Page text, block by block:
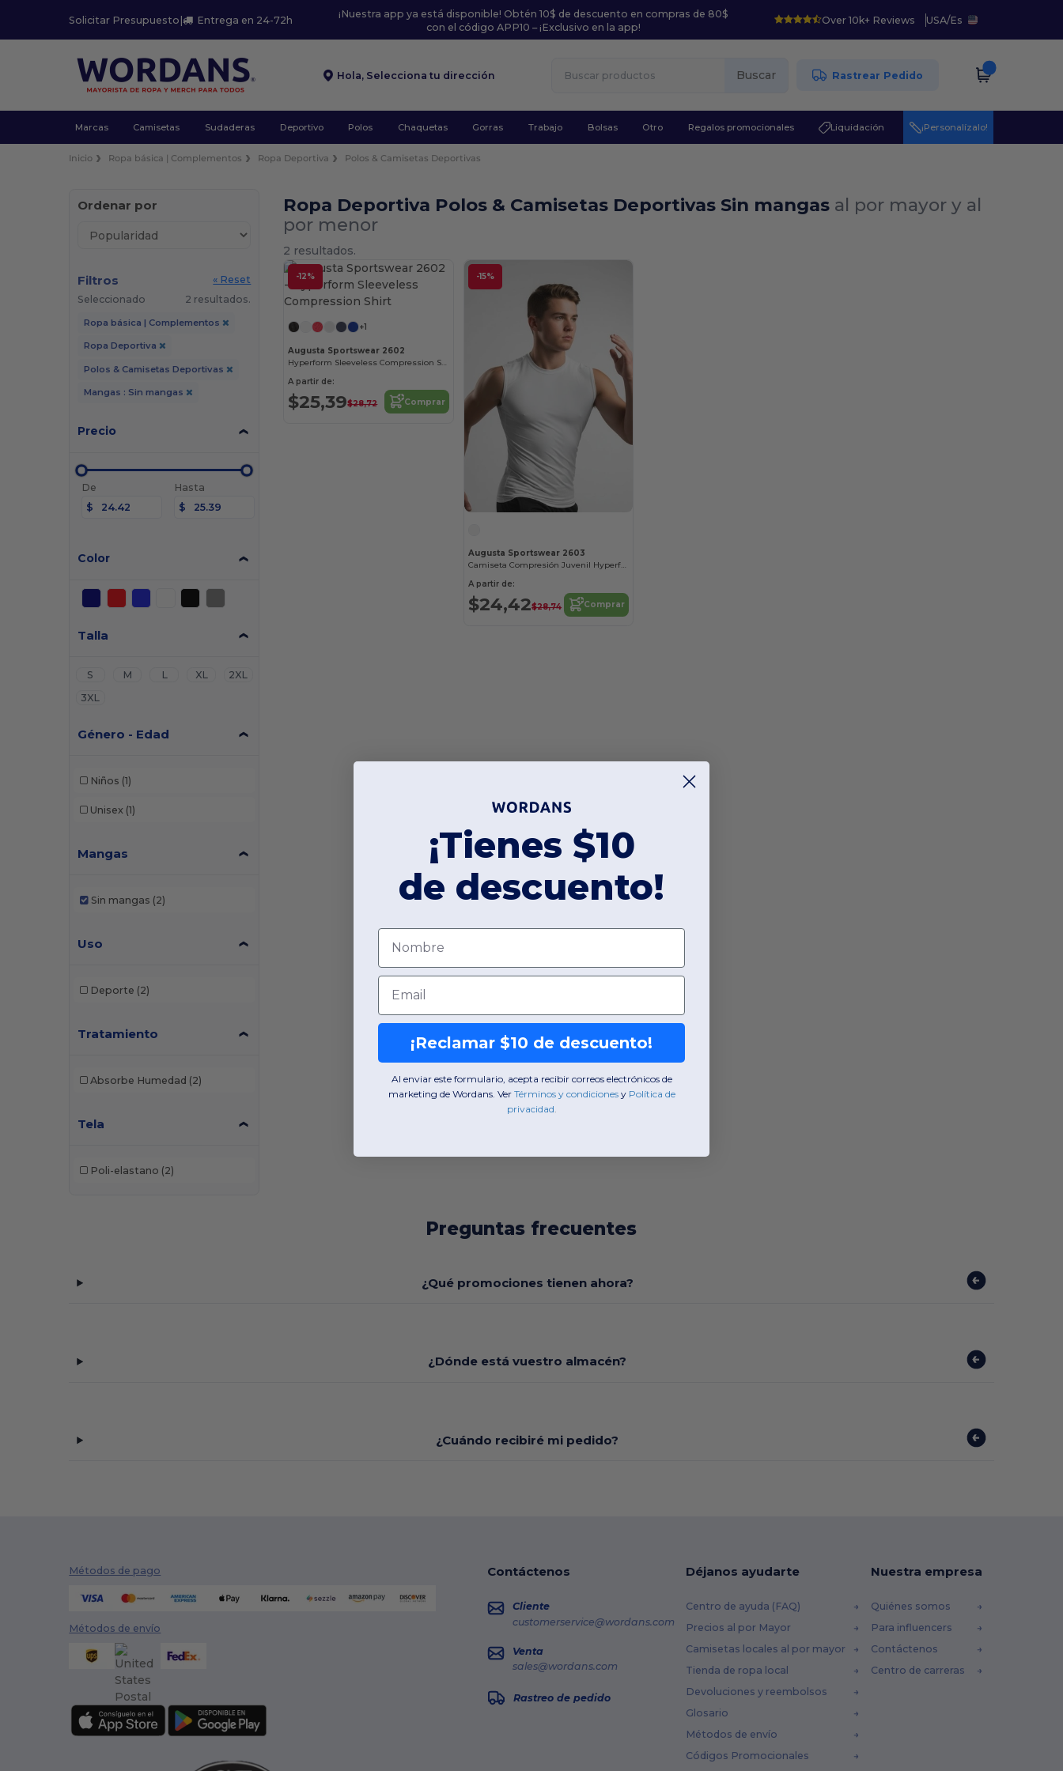
Solicitar Presupuesto | Entrega en 24-72h
¡Nuestra app ya está disponible! Obtén 10$ de descuento en compras de 80$
con el código APP10 – ¡Exclusivo en la app!
Over 10k+ Reviews USA/Es
Hola, Selecciona tu dirección Buscar Rastrear Pedido
Marcas Camisetas Sudaderas Deportivo Polos Chaquetas Gorras Trabajo Bolsas Otro Regalos promocionales Liquidación ¡Personalízalo!
Inicio Ropa básica | Complementos Ropa Deportiva Polos & Camisetas Deportivas
Ordenar por
Filtros
« Reset
Seleccionado
2 resultados.
Ropa básica | Complementos
Ropa Deportiva
Polos & Camisetas Deportivas
Mangas : Sin mangas
Precio
De
$
Hasta
$
Color
Talla
S M L XL
2XL
3XL
Género - Edad
Niños (1)
Unisex (1)
Mangas
Sin mangas (2)
Uso
Deporte (2)
Tratamiento
Absorbe Humedad (2)
Tela
Poli-elastano (2)
Ropa Deportiva Polos & Camisetas Deportivas Sin mangas al por mayor y al
por menor
2 resultados.
-12%
+1
Augusta Sportswear 2602
Hyperform Sleeveless Compression Shirt
A partir de:
$25,39$28,72 Comprar
-15%
Augusta Sportswear 2603
Camiseta Compresión Juvenil Hyperform Sin Mangas
A partir de:
$24,42$28,74 Comprar
Preguntas frecuentes
¿Qué promociones tienen ahora?
¿Dónde está vuestro almacén?
¿Cuándo recibiré mi pedido?
Métodos de pago
Métodos de envío
Contáctenos
Cliente
customerservice@wordans.com
Venta
sales@wordans.com
Rastreo de pedido
Déjanos ayudarte
Centro de ayuda (FAQ)
Precios al por Mayor
Camisetas locales al por mayor
Tienda de ropa local
Devoluciones y reembolsos
Glosario
Métodos de envío
Códigos Promocionales
Nuestra empresa
Quiénes somos
Para influencers
Contáctenos
Centro de carreras
¡Tienes $10
de descuento!
Nombre
Email
¡Reclamar $10 de descuento!
Al enviar este formulario, acepta recibir correos electrónicos de
marketing de Wordans. Ver​ Términos y condiciones​ y​ Política de
privacidad